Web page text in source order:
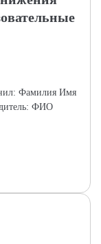
Фамилия Имя
ФИО